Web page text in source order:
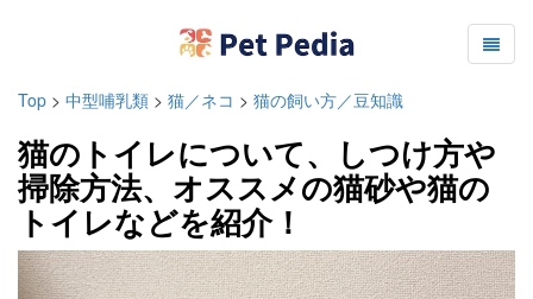
Top > 中型哺乳類 > 猫／ネコ > 猫の飼い方／豆知識
猫のトイレについて、しつけ方や
掃除方法、オススメの猫砂や猫の
トイレなどを紹介！